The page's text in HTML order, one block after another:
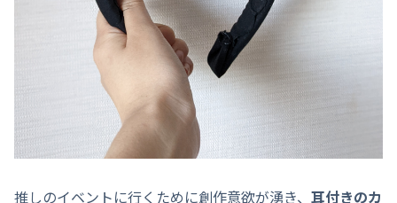
推しのイベントに行くために創作意欲が湧き、 耳付きのカ